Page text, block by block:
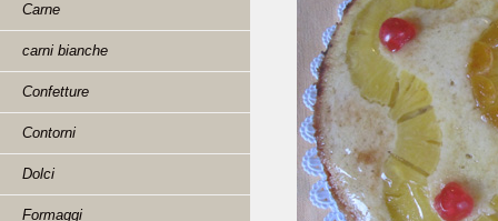
Carne
carni bianche
Confetture
Contorni
Dolci
Formaggi